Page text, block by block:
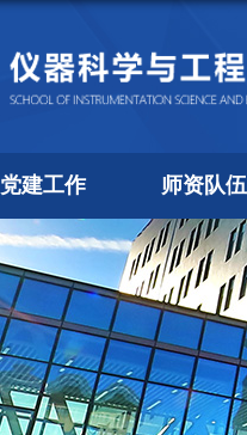
党建工作 师资队伍